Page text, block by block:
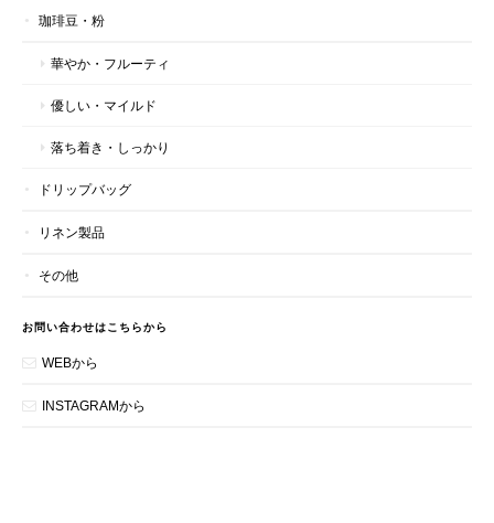
珈琲豆・粉
華やか・フルーティ
優しい・マイルド
落ち着き・しっかり
ドリップバッグ
リネン製品
その他
お問い合わせはこちらから
WEBから
INSTAGRAMから